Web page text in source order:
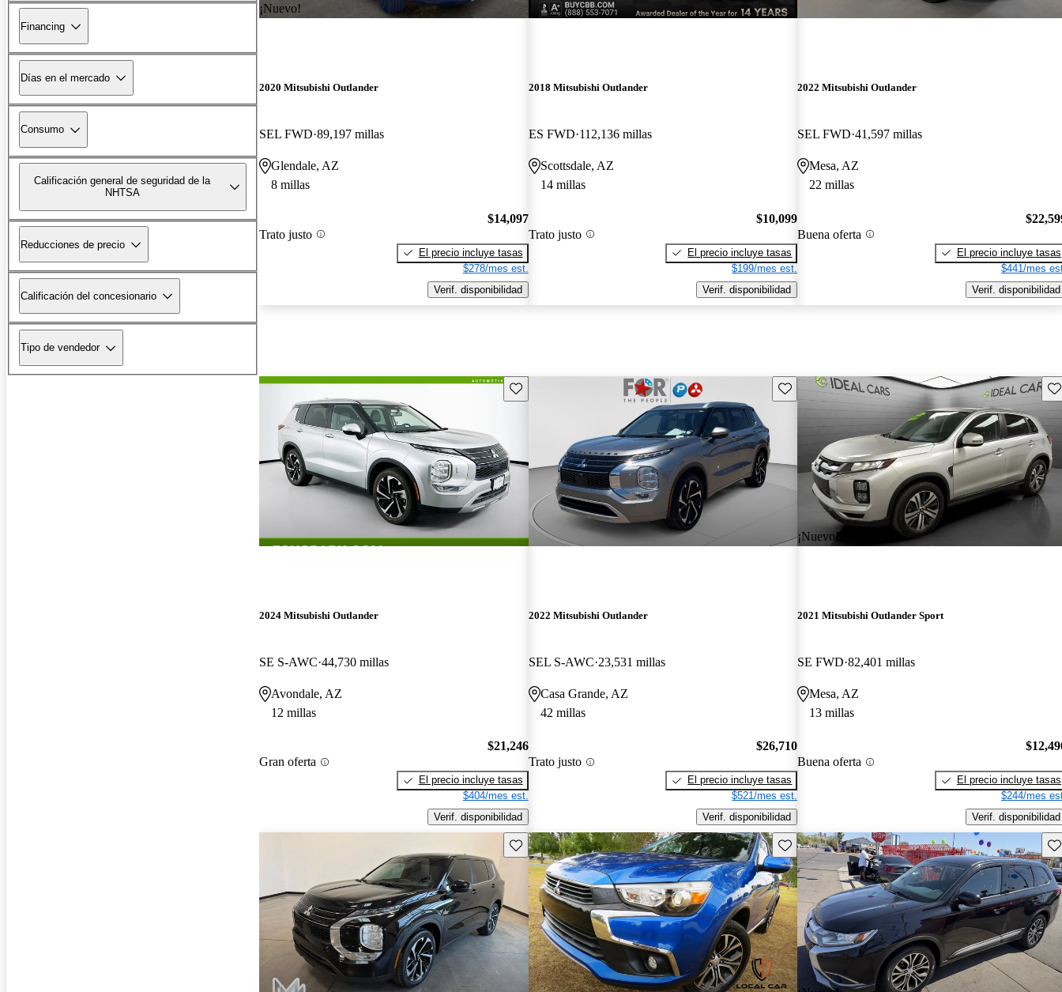
Financing
Días en el mercado
Consumo
Calificación general de seguridad de la
NHTSA
Reducciones de precio
Calificación del concesionario
Tipo de vendedor
¡Nuevo!
2020 Mitsubishi Outlander
SEL FWD 89,197 millas
Glendale, AZ
8 millas
Trato justo
$14,097
El precio incluye tasas
$278/mes est.
Verif. disponibilidad
2018 Mitsubishi Outlander
ES FWD 112,136 millas
Scottsdale, AZ
14 millas
Trato justo
$10,099
El precio incluye tasas
$199/mes est.
Verif. disponibilidad
2022 Mitsubishi Outlander
SEL FWD 41,597 millas
Mesa, AZ
22 millas
Buena oferta
El precio incluye tasas
$441/mes
Verif. disponibilidad
Guarda este Aviso
2024 Mitsubishi Outlander
SE S-AWC 44,730 millas
Avondale, AZ
12 millas
Gran oferta
$21,246
El precio incluye tasas
$404/mes est.
Verif. disponibilidad
Guarda este Aviso
2022 Mitsubishi Outlander
SEL S-AWC 23,531 millas
Casa Grande, AZ
42 millas
Trato justo
$26,710
El precio incluye tasas
$521/mes est.
Verif. disponibilidad
¡Nuevo!
2021 Mitsubishi Outlander Sport
SE FWD 82,401 millas
Mesa, AZ
13 millas
Buena oferta
El precio incluye tasas
$244/mes
Verif. disponibilidad
Guarda este Aviso Guarda este Aviso